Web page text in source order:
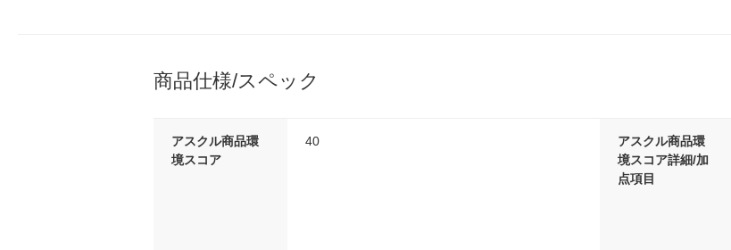
商品仕様/スペック
アスクル商品環
境スコア
40
アスクル商品環
境スコア詳細/加
点項目